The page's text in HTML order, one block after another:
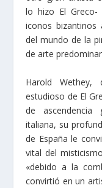
lo hizo El
iconos
del mundo de la
de arte
Harold
estudioso de El
de ascendencia
italiana, su
de España le
vital del
«debido a la
convirtió en un